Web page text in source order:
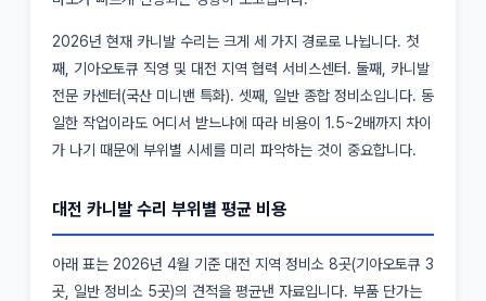
2026년 현재 카니발 수리는 크게 세 가지 경로로 나뉩니다. 첫
째, 기아오토큐 직영 및 대전 지역 협력 서비스센터. 둘째, 카니발
전문 카센터(국산 미니밴 특화). 셋째, 일반 종합 정비소입니다. 동
일한 작업이라도 어디서 받느냐에 따라 비용이 1.5~2배까지 차이
가 나기 때문에 부위별 시세를 미리 파악하는 것이 중요합니다.
대전 카니발 수리 부위별 평균 비용
아래 표는 2026년 4월 기준 대전 지역 정비소 8곳(기아오토큐 3
곳, 일반 정비소 5곳)의 견적을 평균낸 자료입니다. 부품 단가는